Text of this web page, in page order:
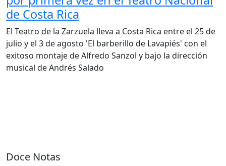
de Costa Rica
El Teatro de la Zarzuela lleva a Costa Rica entre el 25 de
julio y el 3 de agosto 'El barberillo de Lavapiés' con el
exitoso montaje de Alfredo Sanzol y bajo la dirección
musical de Andrés Salado
Doce Notas